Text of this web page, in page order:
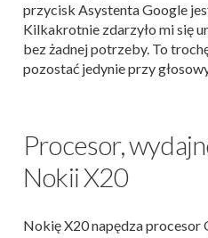
przycisk Asystenta Google
Kilkakrotnie zdarzyło mi się
bez żadnej potrzeby. To
pozostać jedynie przy
Procesor,
Nokii X20
Nokię X20 napędza procesor